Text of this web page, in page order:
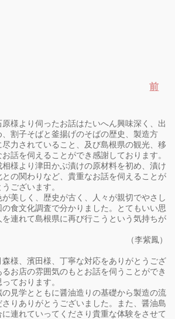
後に前
様より伺ったお話はたいへん興味深く、出
割子そばと釜揚げのそばの歴史、製造方
力されていること、及び島根県の観光、移
話を伺えることができ感謝しております。
様より津田かぶ漬けの原材料を初め、漬け
の関わりなど、貴重なお話を伺えることが
ございます。
美しく、歴史が古く、人々が親切でやさし
食文化調査で分かりました。とてもいい思
連れて島根県に再び行こうという気持ちが
（李紫鳳）
様、濱田様、丁寧な対応をありがとうござ
お店の雰囲気のもとお話を伺うことができ
ております。
見学とともに醤油造りの基礎から製造の流
りありがとうございました。また、醤油島
連れていってくださり貴重な体験をさせて